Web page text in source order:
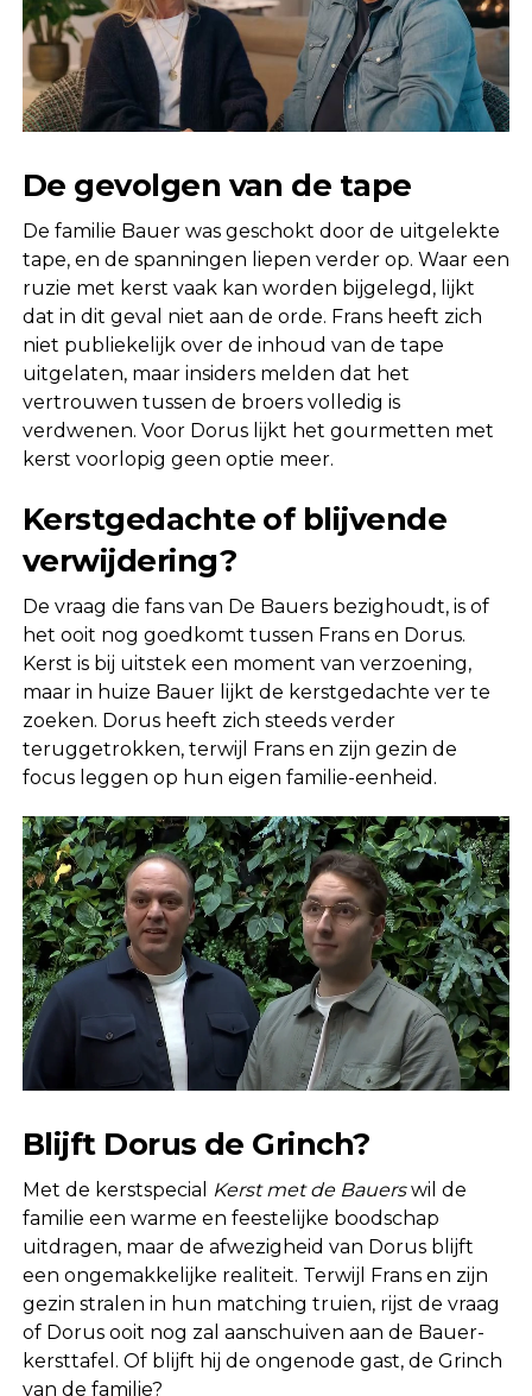
De gevolgen van de tape
De familie Bauer was geschokt door de uitgelekte
tape, en de spanningen liepen verder op. Waar een
ruzie met kerst vaak kan worden bijgelegd, lijkt
dat in dit geval niet aan de orde. Frans heeft zich
niet publiekelijk over de inhoud van de tape
uitgelaten, maar insiders melden dat het
vertrouwen tussen de broers volledig is
verdwenen. Voor Dorus lijkt het gourmetten met
kerst voorlopig geen optie meer.
Kerstgedachte of blijvende
verwijdering?
De vraag die fans van De Bauers bezighoudt, is of
het ooit nog goedkomt tussen Frans en Dorus.
Kerst is bij uitstek een moment van verzoening,
maar in huize Bauer lijkt de kerstgedachte ver te
zoeken. Dorus heeft zich steeds verder
teruggetrokken, terwijl Frans en zijn gezin de
focus leggen op hun eigen familie-eenheid.
Blijft Dorus de Grinch?
Met de kerstspecial Kerst met de Bauerswil de
familie een warme en feestelijke boodschap
uitdragen, maar de afwezigheid van Dorus blijft
een ongemakkelijke realiteit. Terwijl Frans en zijn
gezin stralen in hun matching truien, rijst de vraag
of Dorus ooit nog zal aanschuiven aan de Bauer-
kersttafel. Of blijft hij de ongenode gast, de Grinch
van de familie?